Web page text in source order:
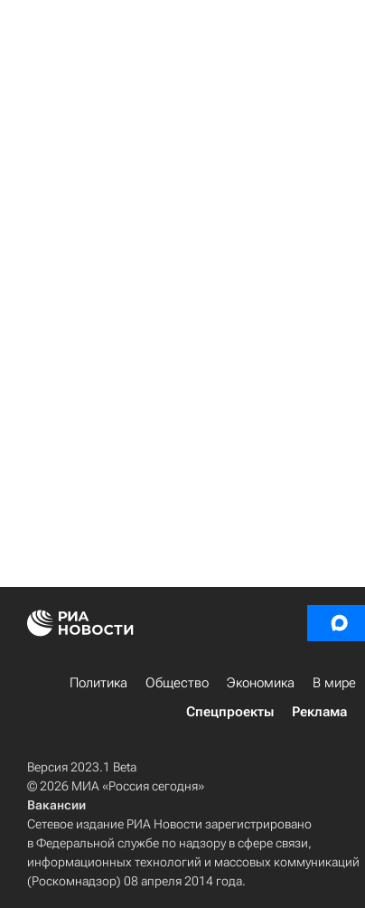
Политика Общество Экономика В мире
Спецпроекты
Реклама
Версия 2023.1 Beta
© 2026 МИА «Россия сегодня»
Вакансии
Сетевое издание РИА Новости зарегистрировано
в Федеральной службе по надзору в сфере связи,
информационных технологий и массовых коммуникаций
(Роскомнадзор) 08 апреля 2014 года.